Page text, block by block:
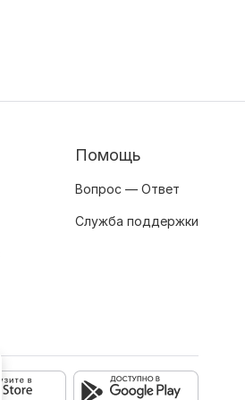
Помощь
Вопрос — Ответ
Служба поддержки